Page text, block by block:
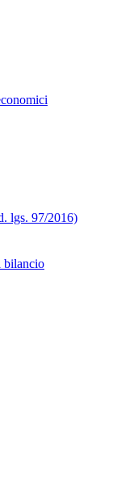
lgs. 97/2016)
bilancio